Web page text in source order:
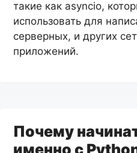
такие как asyncio,
использовать для
серверных, и других
приложений.
Почему
именно с